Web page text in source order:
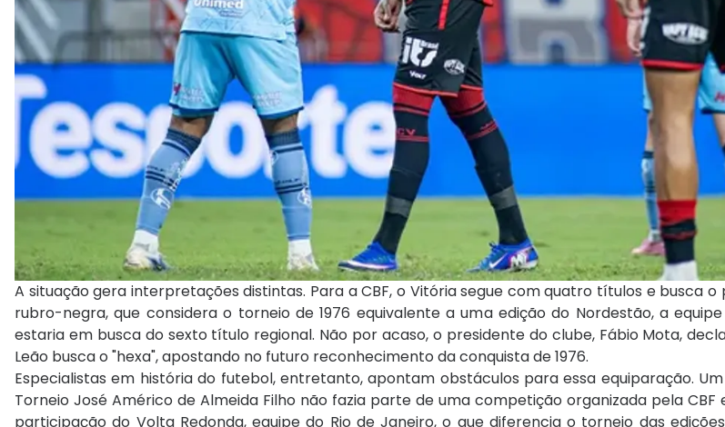
A situação gera interpretações distintas. Para a CBF, o Vitória segue com quatro títulos e busca
rubro-negra, que considera o torneio de 1976 equivalente a uma edição do Nordestão, a
estaria em busca do sexto título regional. Não por acaso, o presidente do clube, Fábio Mota,
Leão busca o "hexa", apostando no futuro reconhecimento da conquista de 1976.
Especialistas em história do futebol, entretanto, apontam obstáculos para essa equiparação.
Torneio José Américo de Almeida Filho não fazia parte de uma competição organizada pela CBF
participação do Volta Redonda, equipe do Rio de Janeiro, o que diferencia o torneio das